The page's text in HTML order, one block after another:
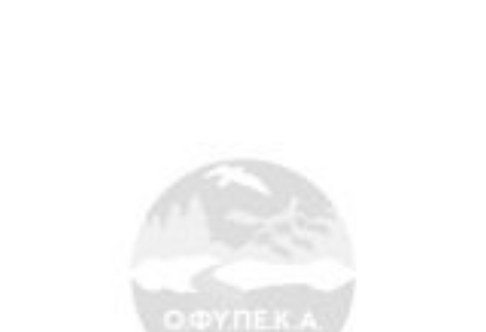
Ο.ΦΥ.ΠΕ.Κ.Α.
Έργα